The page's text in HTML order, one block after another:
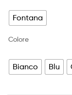
Fontana
Colore
Bianco Blu